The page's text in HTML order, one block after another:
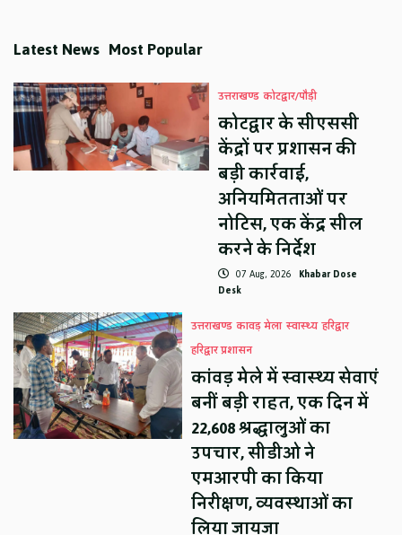
Latest News Most Popular
उत्तराखण्ड कोटद्वार/पौड़ी
कोटद्वार के सीएससी
केंद्रों पर प्रशासन की
बड़ी कार्रवाई,
अनियमितताओं पर
नोटिस, एक केंद्र सील
करने के निर्देश
07 Aug, 2026 Khabar Dose
Desk
उत्तराखण्ड कावड़ मेला स्वास्थ्य हरिद्वार
हरिद्वार प्रशासन
कांवड़ मेले में स्वास्थ्य सेवाएं
बनीं बड़ी राहत, एक दिन में
22,608 श्रद्धालुओं का
उपचार, सीडीओ ने
एमआरपी का किया
निरीक्षण, व्यवस्थाओं का